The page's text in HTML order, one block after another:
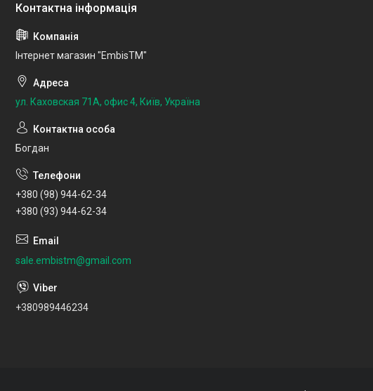
Інтернет магазин "EmbisTM"
ул. Каховская 71А, офис 4, Київ, Україна
Богдан
+380 (98) 944-62-34
+380 (93) 944-62-34
sale.embistm@gmail.com
+380989446234